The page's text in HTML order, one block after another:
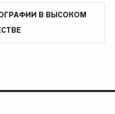
В ВЫСОКОМ